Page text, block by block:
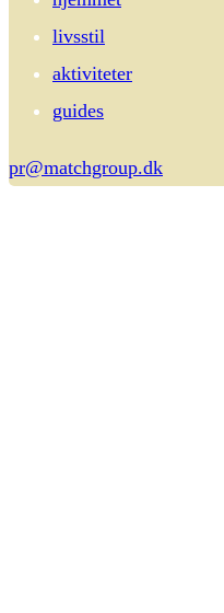
livsstil
aktiviteter
guides
pr@matchgroup.dk